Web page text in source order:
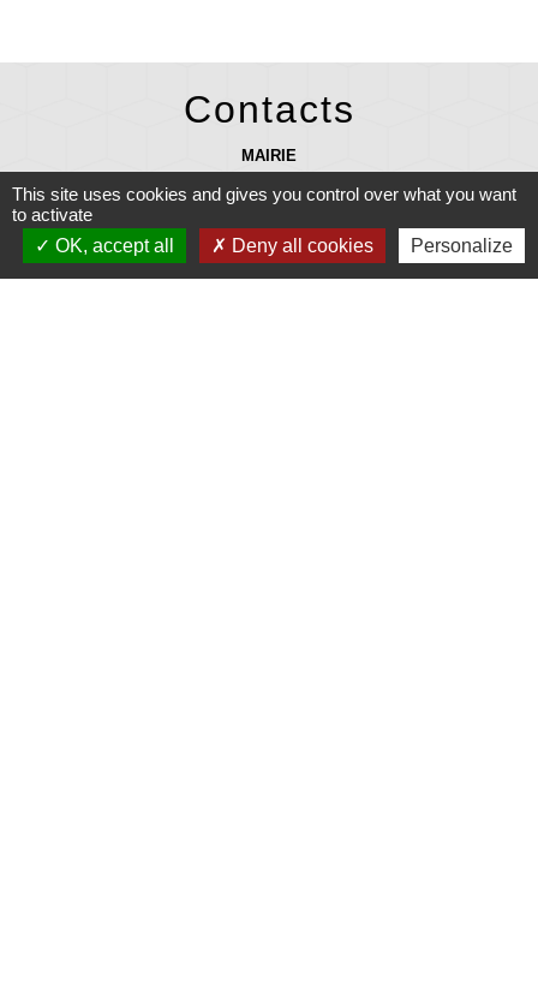
Contacts
MAIRIE
+33 2 98 91 08 07
mairie@ploneis.com
This site uses cookies and gives you control over what you want
to activate
OK, accept all
Deny all cookies Personalize